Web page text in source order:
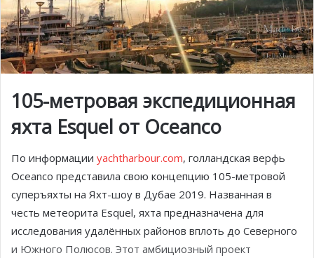
105-метровая экспедиционная
яхта Esquel от Oceanco
По информации yachtharbour.com, голландская верфь
Oceanco представила свою концепцию 105-метровой
суперъяхты на Яхт-шоу в Дубае 2019. Названная в
честь метеорита Esquel, яхта предназначена для
исследования удалённых районов вплоть до Северного
и Южного Полюсов. Этот амбициозный проект